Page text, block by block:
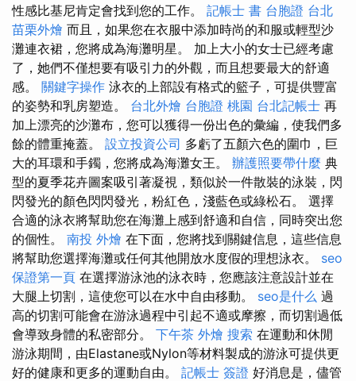
性感比基尼肯定會找到您的工作。 記帳士 書 台胞證 台北
苗栗外燴 而且，如果您在衣服中添加時尚的和服或輕型沙
灘連衣裙，您將成為海灘明星。 加上大小的女士已經考慮
了，她們不僅想要有吸引力的外觀，而且想要最大的舒適
感。 關鍵字操作 泳衣的上部設有格式的籃子，可提供豐富
的姿勢和乳房塑造。 台北外燴 台胞證 桃園 台北記帳士 再
加上漂亮的沙灘布，您可以獲得一份出色的彙編，使我們多
餘的體重掩蓋。 設立投資公司 多虧了五顏六色的圍巾，巨
大的耳環和手鐲，您將成為海灘女王。 辦護照要帶什麼 典
型的夏季花卉圖案吸引著凝視，類似於一件散裝的泳裝，閃
閃發光的顏色閃閃發光，粉紅色，淺藍色或綠松石。 選擇
合適的泳衣將幫助您在海灘上感到舒適和自信，同時突出您
的個性。 南投 外燴 在下面，您將找到關鍵信息，這些信息
將幫助您選擇海灘或任何其他開放水度假的理想泳衣。 seo
保證第一頁 在選擇游泳池的泳衣時，您應該注意設計並在
大腿上切割，這使您可以在水中自由移動。 seo是什么 過
高的切割可能會在游泳過程中引起不適或摩擦，而切割過低
會導致身體的私密部分。 下午茶 外燴 搜索 在運動和休閒
游泳期間，由Elastane或Nylon等材料製成的游泳可提供更
好的健康和更多的運動自由。 記帳士 簽證 好消息是，儘管